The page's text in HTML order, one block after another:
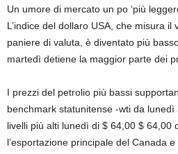
Un umore di mercato un po ‘più
L’indice del dollaro USA, che misura il
paniere di valuta, è diventato più
martedì detiene la maggior parte dei
I prezzi del petrolio più bassi
benchmark statunitense -wti da
livelli più alti lunedì di $ 64,00 $ 64,00
l’esportazione principale del Canada